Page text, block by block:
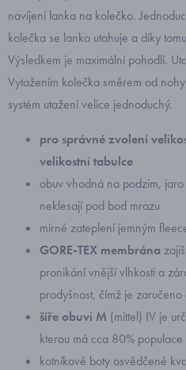
navíjení lanka na kolečko.
kolečka se lanko utahuje a díky
Výsledkem je maximální pohodlí.
Vytažením kolečka směrem od
systém utažení velice jednoduchý.
pro správné zvolení
velikostní tabulce
obuv vhodná na podzim,
neklesají pod bod mrazu
mírné zateplení jemným
GORE-TEX membrána
pronikání vnější vlhkosti a
prodyšnost, čímž je
šíře obuvi M (mittel) IV je
kterou má cca 80% populace
kotníkové boty osvědčené